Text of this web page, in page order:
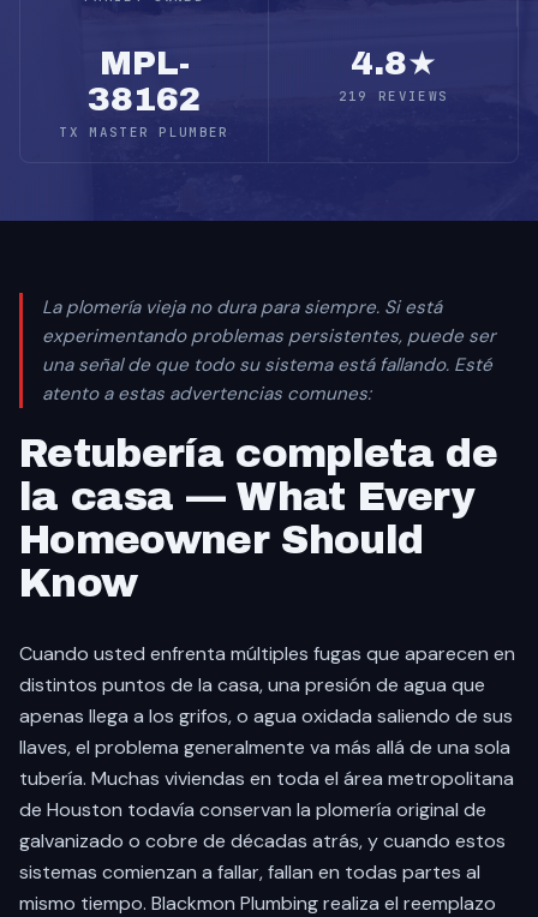
MPL-
38162
TX MASTER PLUMBER
4.8★
219 REVIEWS
La plomería vieja no dura para siempre. Si está
experimentando problemas persistentes, puede ser
una señal de que todo su sistema está fallando. Esté
atento a estas advertencias comunes:
Retubería completa de
la casa — What Every
Homeowner Should
Know
Cuando usted enfrenta múltiples fugas que aparecen en
distintos puntos de la casa, una presión de agua que
apenas llega a los grifos, o agua oxidada saliendo de sus
llaves, el problema generalmente va más allá de una sola
tubería. Muchas viviendas en toda el área metropolitana
de Houston todavía conservan la plomería original de
galvanizado o cobre de décadas atrás, y cuando estos
sistemas comienzan a fallar, fallan en todas partes al
mismo tiempo. Blackmon Plumbing realiza el reemplazo